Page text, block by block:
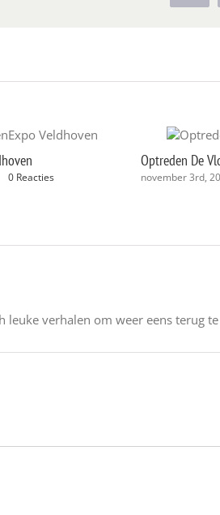
0 Reacties
Optreden De
november 3rd,
leuke verhalen om weer eens terug